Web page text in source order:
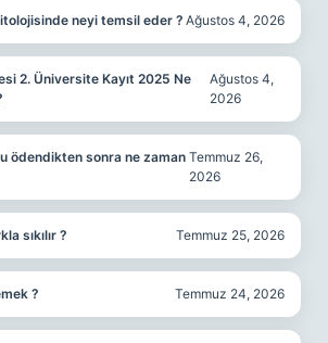
neyi temsil eder ? Ağustos 4, 2026
2. Üniversite Kayıt 2025 Ne
Ağustos 4,
2026
ödendikten sonra ne zaman Temmuz 26,
2026
sıkılır ? Temmuz 25, 2026
? Temmuz 24, 2026